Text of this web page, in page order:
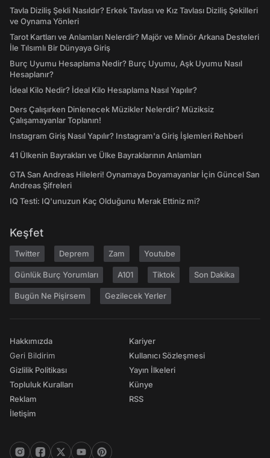
Tavla Diziliş Şekli Nasıldır? Erkek Tavlası ve Kız Tavlası Diziliş Şekilleri
ve Oynama Yönleri
Tarot Kartları ve Anlamları Nelerdir? Majör ve Minör Arkana Desteleri
İle Tılsımlı Bir Dünyaya Giriş
Burç Uyumu Hesaplama Nedir? Burç Uyumu, Aşk Uyumu Nasıl
Hesaplanır?
İdeal Kilo Nedir? İdeal Kilo Hesaplama Nasıl Yapılır?
Ders Çalışırken Dinlenecek Müzikler Nelerdir? Müziksiz
Çalışamayanlar Toplanın!
Instagram Giriş Nasıl Yapılır? Instagram'a Giriş İşlemleri Rehberi
41 Ülkenin Bayrakları ve Ülke Bayraklarının Anlamları
GTA San Andreas Hileleri! Oynamaya Doyamayanlar İçin Güncel San
Andreas Şifreleri
IQ Testi: IQ'unuzun Kaç Olduğunu Merak Ettiniz mi?
Keşfet
Twitter Deprem Zam Youtube
Günlük Burç Yorumları A101 Tiktok Son Dakika
Bugün Ne Pişirsem Gezilecek Yerler
Hakkımızda
Geri Bildirim
Gizlilik Politikası
Topluluk Kuralları
Reklam
İletişim
Kariyer
Kullanıcı Sözleşmesi
Yayın İlkeleri
Künye
RSS